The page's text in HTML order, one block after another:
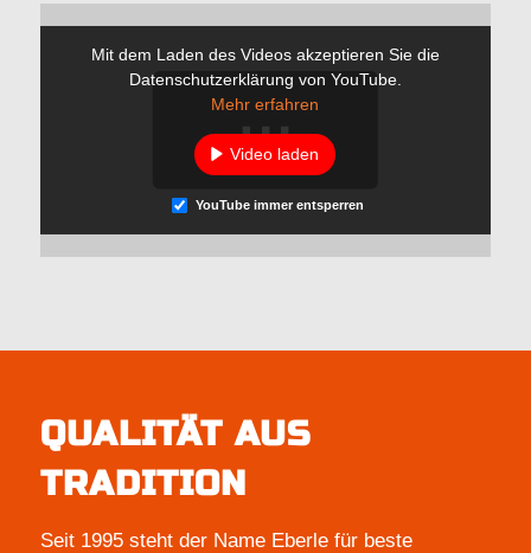
Mit dem Laden des Videos akzeptieren Sie die
Datenschutzerklärung von YouTube.
Mehr erfahren
Video laden
YouTube immer entsperren
QUALITÄT AUS
TRADITION
Seit 1995 steht der Name Eberle für beste